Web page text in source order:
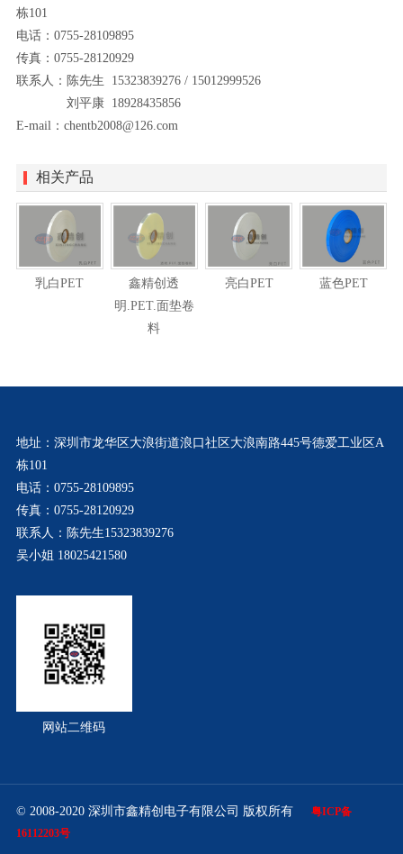
栋101
电话：0755-28109895
传真：0755-28120929
联系人：陈先生 15323839276 / 15012999526
刘平康 18928435856
E-mail：chentb2008@126.com
相关产品
乳白PET
鑫精创透
明.PET.面垫卷
料
亮白PET 蓝色PET
地址：深圳市龙华区大浪街道浪口社区大浪南路445号德爱工业区A
栋101
电话：0755-28109895
传真：0755-28120929
联系人：陈先生15323839276
吴小姐 18025421580
网站二维码
© 2008-2020 深圳市鑫精创电子有限公司 版权所有 粤ICP备
16112203号